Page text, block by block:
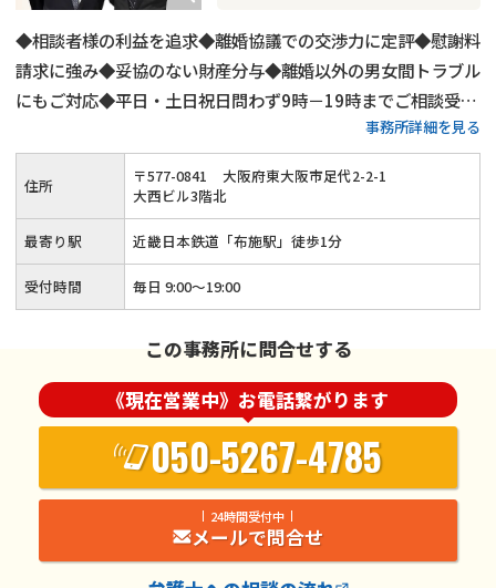
◆相談者様の利益を追求◆離婚協議での交渉力に定評◆慰謝料
請求に強み◆妥協のない財産分与◆離婚以外の男女間トラブル
にもご対応◆平日・土日祝日問わず9時－19時までご相談受付
◆初回のご相談は無料◆近畿日本鉄道「布施駅」から徒歩1分
の好アクセス
事務所詳細を見る
住所 〒577-0841
大阪府東大阪市足代2-2-1
大西ビル3階北
最寄り駅 近畿日本鉄道「布施駅」徒歩1分
受付時間 毎日 9:00～19:00
この事務所に問合せする
《現在営業中》お電話繋がります
050-5267-4785
24時間受付中
メールで問合せ